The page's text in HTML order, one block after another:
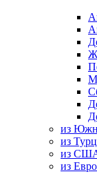
из
из
из
из